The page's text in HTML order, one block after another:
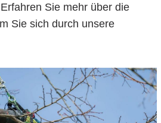
Sie mehr über die
Sie sich durch unsere